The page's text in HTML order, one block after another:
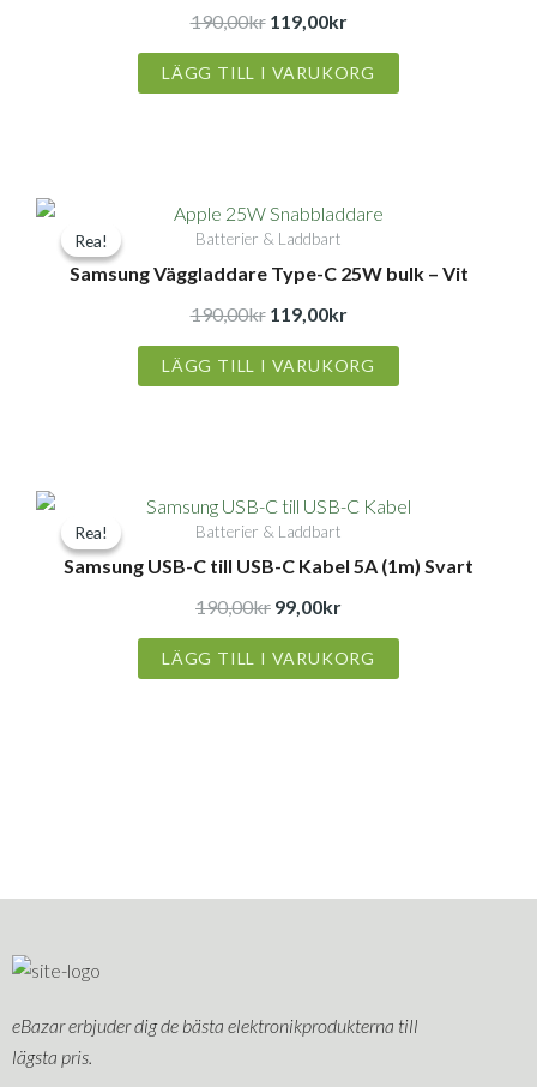
190,00kr var:
119,00kr
LÄGG TILL I VARUKORG
Rea!
Rea! Batterier & Laddbart
Samsung Väggladdare Type-C 25W bulk – Vit
190,00kr
Det
ursprungliga
priset
var:
119,00kr
Det
priset
LÄGG TILL I VARUKORG
Rea!
Rea! Batterier & Laddbart
Samsung USB-C till USB-C Kabel 5A (1m) Svart
190,00kr
Det
ursprungliga
priset
var:
99,00kr
Det
priset
LÄGG TILL I VARUKORG
eBazar erbjuder dig de bästa elektronikprodukterna till
lägsta pris.